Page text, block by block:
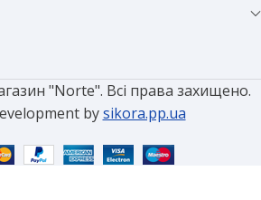
"Norte". Всі права захищено.
bysikora.pp.ua